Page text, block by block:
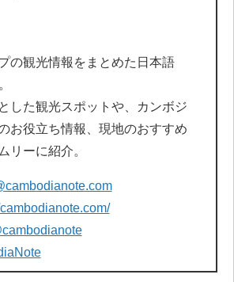
の観光情報をまとめた日本語
した観光スポットや、カンボジ
お役立ち情報、現地のおすすめ
リーに紹介。